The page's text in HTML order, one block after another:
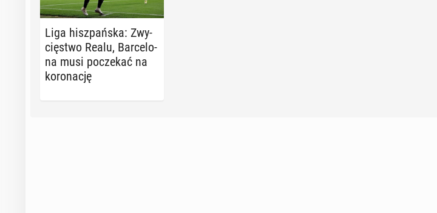
Liga hisz­pań­ska: Zwy­
cię­stwo Realu, Bar­ce­lo­
na musi po­cze­kać na
ko­ro­na­cję